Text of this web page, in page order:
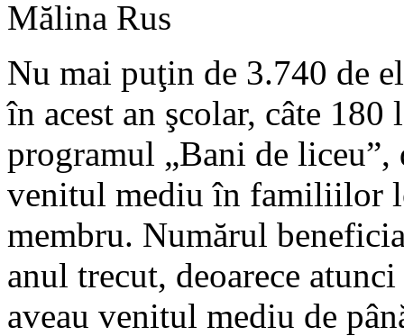
Mălina Rus
Nu mai puţin de 3.740 de
în acest an şcolar, câte
programul „Bani de liceu”,
venitul mediu în familiilor
membru. Numărul
anul trecut, deoarece
aveau venitul mediu de